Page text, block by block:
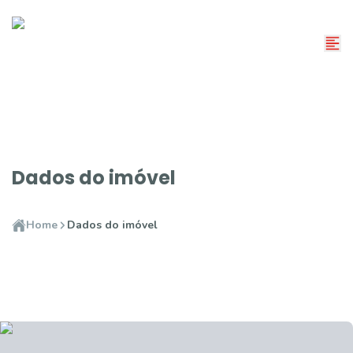
Dados do imóvel
Home Dados do imóvel